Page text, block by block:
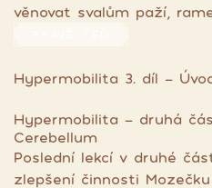
věnovat svalům paží,
Hypermobilita 3. díl -
Hypermobilita - druhá
Cerebellum
Poslední lekcí v druhé
zlepšení činnosti